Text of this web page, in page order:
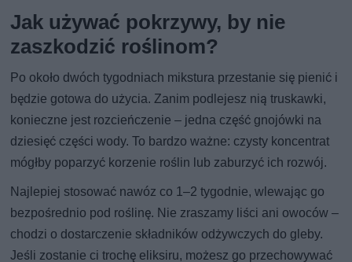
Jak używać pokrzywy, by nie
zaszkodzić roślinom?
Po około dwóch tygodniach mikstura przestanie się pienić i
będzie gotowa do użycia. Zanim podlejesz nią truskawki,
konieczne jest rozcieńczenie – jedna część gnojówki na
dziesięć części wody. To bardzo ważne: czysty koncentrat
mógłby poparzyć korzenie roślin lub zaburzyć ich rozwój.
Najlepiej stosować nawóz co 1–2 tygodnie, wlewając go
bezpośrednio pod roślinę. Nie zraszamy liści ani owoców –
chodzi o dostarczenie składników odżywczych do gleby.
Jeśli zostanie ci trochę eliksiru, możesz go przechowywać